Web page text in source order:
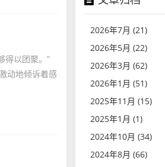
得以团聚。”
动地倾诉着感
2026年7月 (21)
2026年5月 (22)
2026年3月 (62)
2026年1月 (51)
2025年11月 (15)
2025年1月 (1)
2024年10月 (34)
2024年8月 (66)